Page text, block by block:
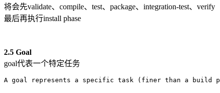
将会先validate、compile、test、package、integration-test、verify
最后再执行install phase
2.5 Goal
goal代表一个特定任务
A goal represents a specific task (finer than a build